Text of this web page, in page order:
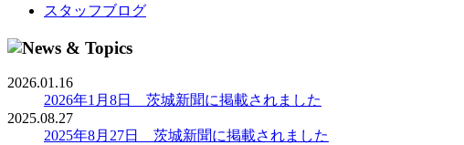
スタッフブログ
2026.01.16
2026年1月8日 茨城新聞に掲載されました
2025.08.27
2025年8月27日 茨城新聞に掲載されました